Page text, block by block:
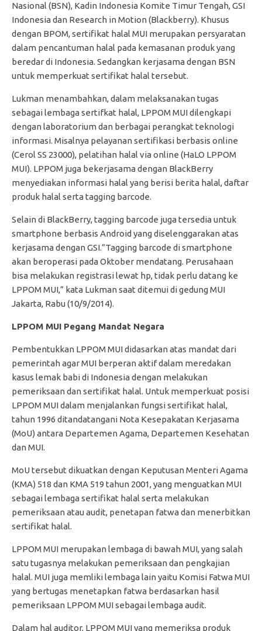
Nasional (BSN), Kadin Indonesia Komite Timur Tengah, GSI
Indonesia dan Research in Motion (Blackberry). Khusus
dengan BPOM, sertifikat halal MUI merupakan persyaratan
dalam pencantuman halal pada kemasanan produk yang
beredar di Indonesia. Sedangkan kerjasama dengan BSN
untuk memperkuat sertifikat halal tersebut.
Lukman menambahkan, dalam melaksanakan tugas
sebagai lembaga sertifkat halal, LPPOM MUI dilengkapi
dengan laboratorium dan berbagai perangkat teknologi
informasi. Misalnya pelayanan sertifikasi berbasis online
(Cerol SS 23000), pelatihan halal via online (HaLO LPPOM
MUI). LPPOM juga bekerjasama dengan BlackBerry
menyediakan informasi halal yang berisi berita halal, daftar
produk halal serta tagging barcode.
Selain di BlackBerry, tagging barcode juga tersedia untuk
smartphone berbasis Android yang diselenggarakan atas
kerjasama dengan GSI.”Tagging barcode di smartphone
akan beroperasi pada Oktober mendatang. Perusahaan
bisa melakukan registrasi lewat hp, tidak perlu datang ke
LPPOM MUI,” kata Lukman saat ditemui di gedung MUI
Jakarta, Rabu (10/9/2014).
LPPOM MUI Pegang Mandat Negara
Pembentukkan LPPOM MUI didasarkan atas mandat dari
pemerintah agar MUI berperan aktif dalam meredakan
kasus lemak babi di Indonesia dengan melakukan
pemeriksaan dan sertifikat halal. Untuk memperkuat posisi
LPPOM MUI dalam menjalankan fungsi sertifikat halal,
tahun 1996 ditandatangani Nota Kesepakatan Kerjasama
(MoU) antara Departemen Agama, Departemen Kesehatan
dan MUI.
MoU tersebut dikuatkan dengan Keputusan Menteri Agama
(KMA) 518 dan KMA 519 tahun 2001, yang menguatkan MUI
sebagai lembaga sertifikat halal serta melakukan
pemeriksaan atau audit, penetapan fatwa dan menerbitkan
sertifikat halal.
LPPOM MUI merupakan lembaga di bawah MUI, yang salah
satu tugasnya melakukan pemeriksaan dan pengkajian
halal. MUI juga memliki lembaga lain yaitu Komisi Fatwa MUI
yang bertugas menetapkan fatwa berdasarkan hasil
pemeriksaan LPPOM MUI sebagai lembaga audit.
Dalam hal auditor, LPPOM MUI yang memeriksa produk